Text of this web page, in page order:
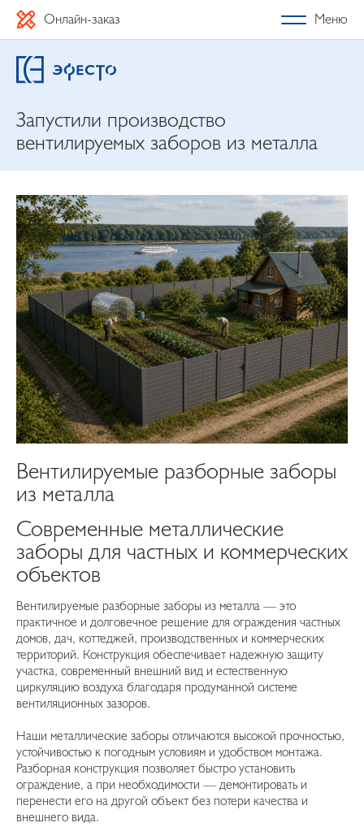
Онлайн-заказ Меню
Запустили производство
вентилируемых заборов из металла
Вентилируемые разборные заборы
из металла
Современные металлические
заборы для частных и коммерческих
объектов
Вентилируемые разборные заборы из металла — это
практичное и долговечное решение для ограждения частных
домов, дач, коттеджей, производственных и коммерческих
территорий. Конструкция обеспечивает надежную защиту
участка, современный внешний вид и естественную
циркуляцию воздуха благодаря продуманной системе
вентиляционных зазоров.
Наши металлические заборы отличаются высокой прочностью,
устойчивостью к погодным условиям и удобством монтажа.
Разборная конструкция позволяет быстро установить
ограждение, а при необходимости — демонтировать и
перенести его на другой объект без потери качества и
внешнего вида.